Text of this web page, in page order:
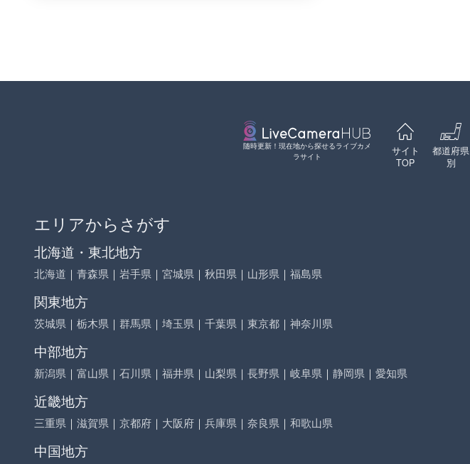
随時更新！現在地から探せるライブカメ
ラサイト
サイト
TOP
都道府県
別
エリアからさがす
北海道・東北地方
北海道 ｜ 青森県 ｜ 岩手県 ｜ 宮城県 ｜ 秋田県 ｜ 山形県 ｜ 福島県
関東地方
茨城県 ｜ 栃木県 ｜ 群馬県 ｜ 埼玉県 ｜ 千葉県 ｜ 東京都 ｜ 神奈川県
中部地方
新潟県 ｜ 富山県 ｜ 石川県 ｜ 福井県 ｜ 山梨県 ｜ 長野県 ｜ 岐阜県 ｜ 静岡県 ｜ 愛知県
近畿地方
三重県 ｜ 滋賀県 ｜ 京都府 ｜ 大阪府 ｜ 兵庫県 ｜ 奈良県 ｜ 和歌山県
中国地方